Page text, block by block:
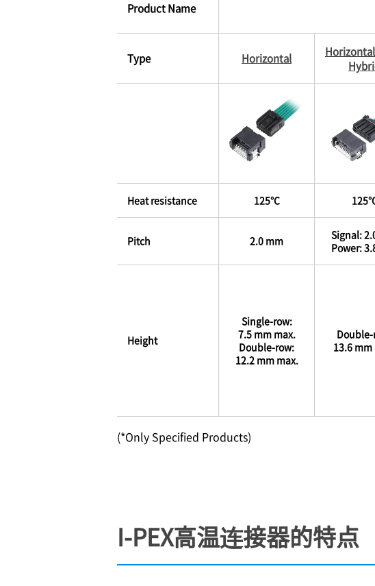
Product Name
Type Horizontal
Heat resistance 125℃
Pitch 2.0 mm
Signal:
Power:
Height
Single-row:
7.5 mm max.
Double-row:
12.2 mm max.
13.6 mm
(*Only Specified Products)
I-PEX高温连接器的特点